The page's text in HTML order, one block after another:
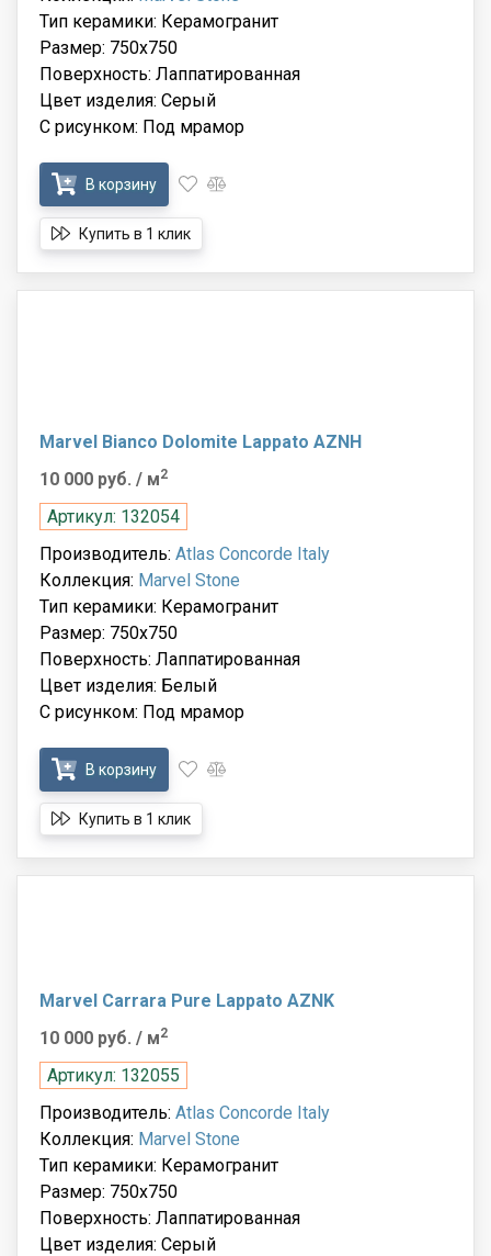
Тип керамики: Керамогранит
Размер: 750x750
Поверхность: Лаппатированная
Цвет изделия: Серый
С рисунком: Под мрамор
В корзину
Купить в 1 клик
Marvel Bianco Dolomite Lappato AZNH
10 000 руб. / м2
Артикул: 132054
Производитель: Atlas Concorde Italy
Коллекция: Marvel Stone
Тип керамики: Керамогранит
Размер: 750x750
Поверхность: Лаппатированная
Цвет изделия: Белый
С рисунком: Под мрамор
В корзину
Купить в 1 клик
Marvel Carrara Pure Lappato AZNK
10 000 руб. / м2
Артикул: 132055
Производитель: Atlas Concorde Italy
Коллекция: Marvel Stone
Тип керамики: Керамогранит
Размер: 750x750
Поверхность: Лаппатированная
Цвет изделия: Серый